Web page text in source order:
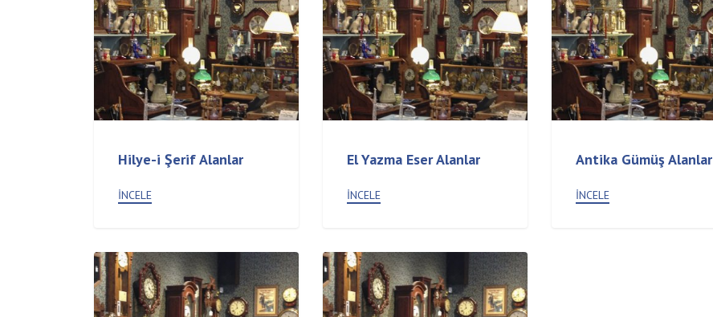
Hilye-i Şerif Alanlar
İNCELE
El Yazma Eser Alanlar
İNCELE
Antika Gümüş Alanlar
İNCELE